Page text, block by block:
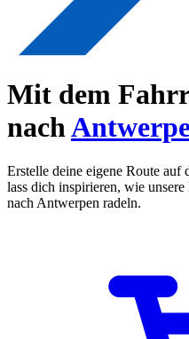
Mit dem
nach
Erstelle deine eigene Route auf
lass dich inspirieren, wie
nach Antwerpen radeln.